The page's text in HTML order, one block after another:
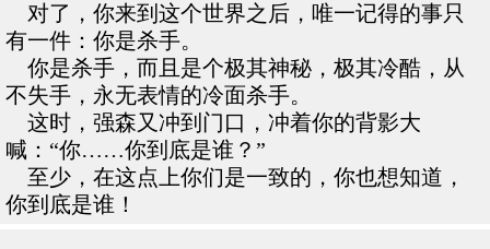
对了，你来到这个世界之后，唯一记得的事只
有一件：你是杀手。
你是杀手，而且是个极其神秘，极其冷酷，从
不失手，永无表情的冷面杀手。
这时，强森又冲到门口，冲着你的背影大
喊：“你……你到底是谁？”
至少，在这点上你们是一致的，你也想知道，
你到底是谁！